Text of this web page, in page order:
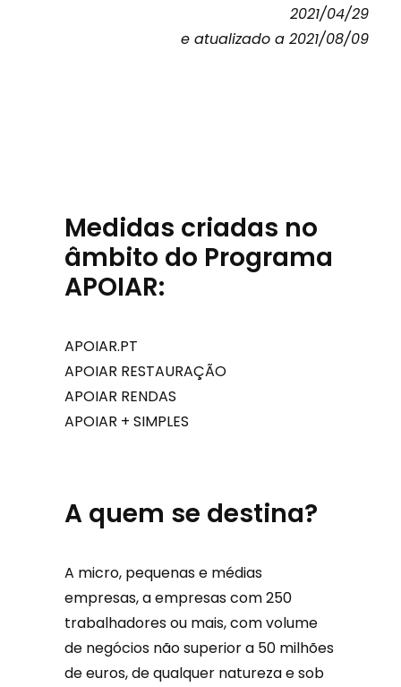
2021/04/29
e atualizado a 2021/08/09
Medidas criadas no
âmbito do Programa
APOIAR:
APOIAR.PT
APOIAR RESTAURAÇÃO
APOIAR RENDAS
APOIAR + SIMPLES
A quem se destina?
A micro, pequenas e médias
empresas, a empresas com 250
trabalhadores ou mais, com volume
de negócios não superior a 50 milhões
de euros, de qualquer natureza e sob